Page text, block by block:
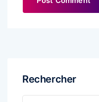
Rechercher